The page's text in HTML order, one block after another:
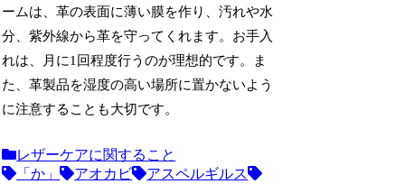
ームは、革の表面に薄い膜を作り、汚れや水
分、紫外線から革を守ってくれます。お手入
れは、月に1回程度行うのが理想的です。ま
た、革製品を湿度の高い場所に置かないよう
に注意することも大切です。
レザーケアに関すること
「か」
アオカビ
アスペルギルス